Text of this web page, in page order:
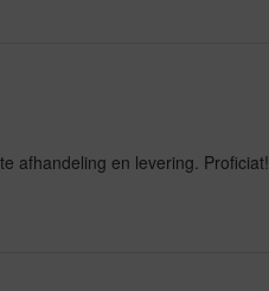
afhandeling en levering. Proficiat!